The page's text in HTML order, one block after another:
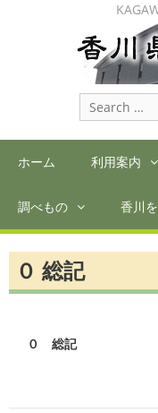
Search
for:
ホーム 利用案内
調べもの 香川
０ 総記
０　総記